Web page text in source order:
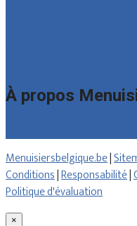
À propos
Menuisiersbelgique.be|
Conditions|Responsabilité|
Politique d'évaluation
×